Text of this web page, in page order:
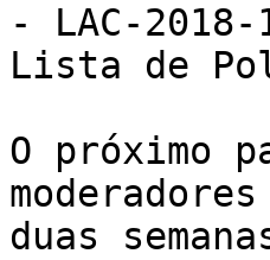
- LAC-
Lista de
O próximo
duas